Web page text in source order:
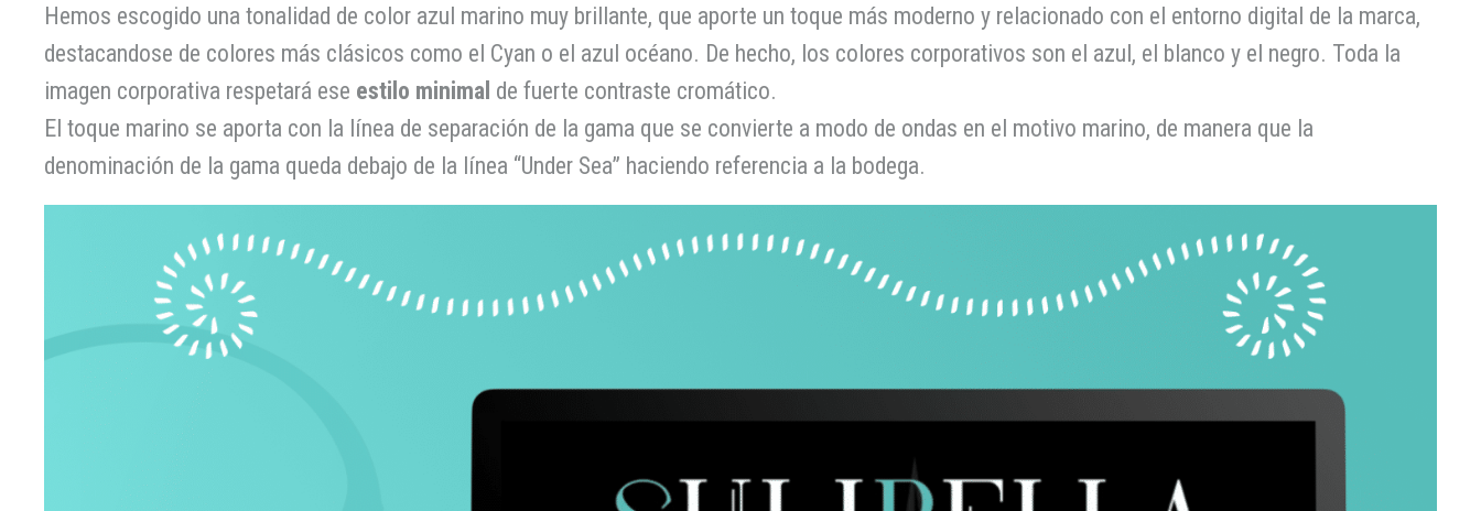
Hemos escogido una tonalidad de color azul marino muy brillante, que aporte un toque más moderno y relacionado con el entorno digital de la marca,
destacandose de colores más clásicos como el Cyan o el azul océano. De hecho, los colores corporativos son el azul, el blanco y el negro. Toda la
imagen corporativa respetará ese estilo minimal de fuerte contraste cromático.
El toque marino se aporta con la línea de separación de la gama que se convierte a modo de ondas en el motivo marino, de manera que la
denominación de la gama queda debajo de la línea “Under Sea” haciendo referencia a la bodega.